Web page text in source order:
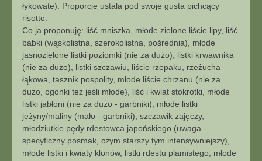
łykowate). Proporcje ustala pod swoje gusta pichcący
risotto.
Co ja proponuję: liść mniszka, młode zielone liście lipy, liść
babki (wąskolistna, szerokolistna, pośrednia), młode
jasnozielone listki poziomki (nie za dużo), listki krwawnika
(nie za dużo), listki szczawiu, liście rzepaku, rzeżucha
łąkowa, tasznik pospolity, młode liście chrzanu (nie za
dużo, ogonki też jeśli młode), liść i kwiat stokrotki, młode
listki jabłoni (nie za dużo - garbniki), młode listki
jeżyny/maliny (mało - garbniki), szczawik zajęczy,
młodziutkie pędy rdestowca japońskiego (uwaga -
specyficzny posmak, czym starszy tym intensywniejszy),
młode listki i kwiaty klonów, listki rdestu plamistego, młode